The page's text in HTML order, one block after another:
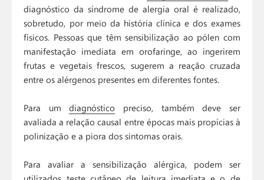
diagnóstico da síndrome de alergia oral é realizado,
sobretudo, por meio da história clínica e dos exames
físicos. Pessoas que têm sensibilização ao pólen com
manifestação imediata em orofaringe, ao ingerirem
frutas e vegetais frescos, sugerem a reação cruzada
entre os alérgenos presentes em diferentes fontes.
Para umdiagnóstico preciso, também deve ser
avaliada a relação causal entre épocas mais propícias à
polinização e a piora dos sintomas orais.
Para avaliar a sensibilização alérgica, podem ser